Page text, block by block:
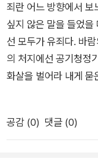
구 퍼센트의 평범을
무 날이 내 것이란 것
의 모과란 것을. - 8-
다. 우회적으로 마음
고, ‘당신을 좋아해!‘
들은 어쩌면 ‘시‘ 자
포크와 나이프처럼 쓴
죄란 어느 방향에서 보
싶지 않은 말을 들었을
선 모두가 유죄다. 바
의 처지에선 공기청정
화살을 벌어라 내게 묻
공감 (0) 댓글 (0)